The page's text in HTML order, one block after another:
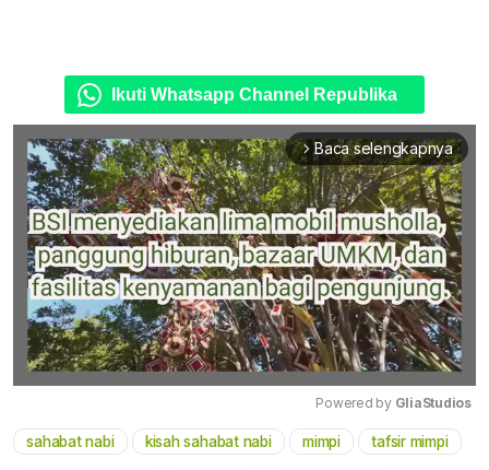
Ikuti Whatsapp Channel Republika
arrow_forward_ios Baca selengkapnya
Mute
Powered by GliaStudios
sahabat nabi kisah sahabat nabi mimpi tafsir mimpi